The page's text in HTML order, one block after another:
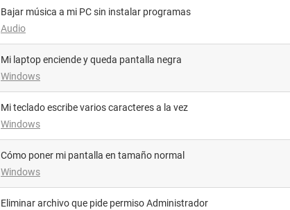
Bajar música a mi PC sin instalar programas
Audio
Mi laptop enciende y queda pantalla negra
Windows
Mi teclado escribe varios caracteres a la vez
Windows
Cómo poner mi pantalla en tamaño normal
Windows
Eliminar archivo que pide permiso Administrador